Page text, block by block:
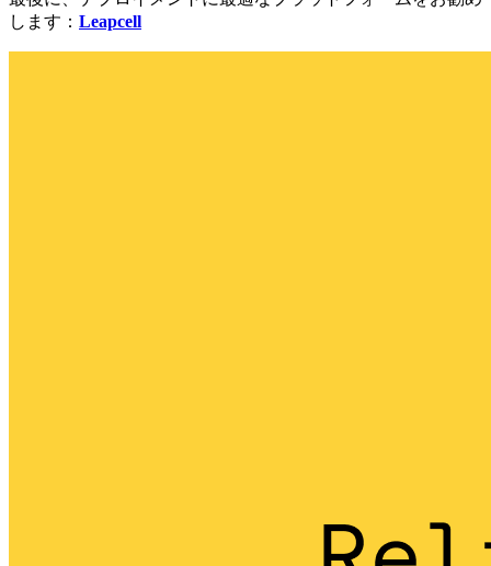
します： Leapcell